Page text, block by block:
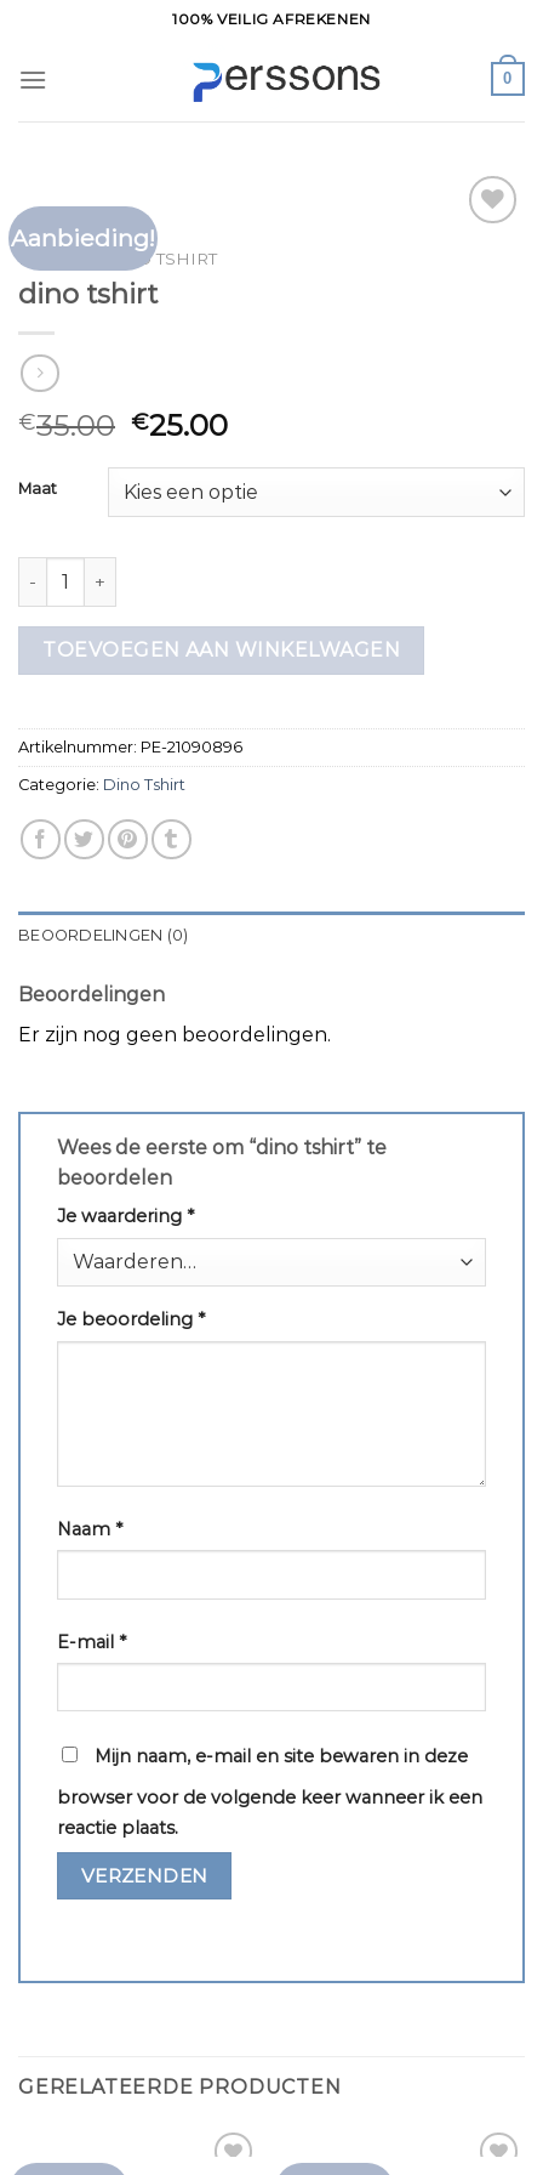
inhoud
100% VEILIG AFREKENEN
0
Aanbieding!
HOME DINO TSHIRT
dino tshirt
€35.00 €25.00
Maat
dino tshirt aantal
TOEVOEGEN AAN WINKELWAGEN
Artikelnummer: PE-21090896
Categorie: Dino Tshirt
BEOORDELINGEN (0)
Beoordelingen
Er zijn nog geen beoordelingen.
Wees de eerste om “dino tshirt” te
beoordelen
Je waardering *
Je beoordeling *
Naam *
E-mail *
Mijn naam, e-mail en site bewaren in deze
browser voor de volgende keer wanneer ik een
reactie plaats.
GERELATEERDE PRODUCTEN